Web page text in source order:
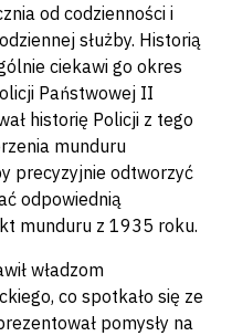
od codzienności i
służby. Historią
ciekawi go okres
Państwowej II
historię Policji z tego
munduru
precyzyjnie odtworzyć
odpowiednią
munduru z 1935 roku.
władzom
co spotkało się ze
pomysły na